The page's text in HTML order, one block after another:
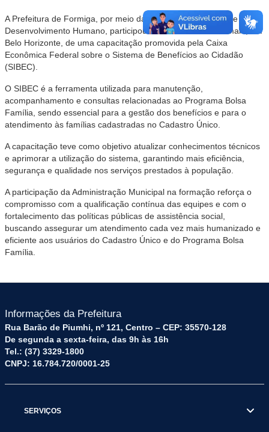
A Prefeitura de Formiga, por meio da Secretaria Municipal de
Desenvolvimento Humano, participou nos dias 19 e 20 de maio, em
Belo Horizonte, de uma capacitação promovida pela Caixa
Econômica Federal sobre o Sistema de Benefícios ao Cidadão
(SIBEC).
O SIBEC é a ferramenta utilizada para manutenção,
acompanhamento e consultas relacionadas ao Programa Bolsa
Família, sendo essencial para a gestão dos benefícios e para o
atendimento às famílias cadastradas no Cadastro Único.
A capacitação teve como objetivo atualizar conhecimentos técnicos
e aprimorar a utilização do sistema, garantindo mais eficiência,
segurança e qualidade nos serviços prestados à população.
A participação da Administração Municipal na formação reforça o
compromisso com a qualificação contínua das equipes e com o
fortalecimento das políticas públicas de assistência social,
buscando assegurar um atendimento cada vez mais humanizado e
eficiente aos usuários do Cadastro Único e do Programa Bolsa
Família.
Informações da Prefeitura
Rua Barão de Piumhi, nº 121, Centro – CEP: 35570-128
De segunda a sexta-feira, das 9h às 16h
Tel.: (37) 3329-1800
CNPJ: 16.784.720/0001-25
SERVIÇOS